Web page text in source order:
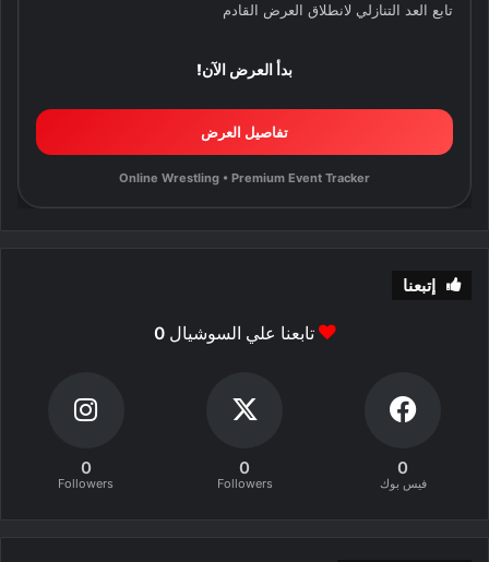
تابع العد التنازلي لانطلاق العرض القادم
بدأ العرض الآن!
تفاصيل العرض
Online Wrestling • Premium Event Tracker
إتبعنا
تابعنا علي السوشيال0
0
فيس بوك
0
Followers
0
Followers